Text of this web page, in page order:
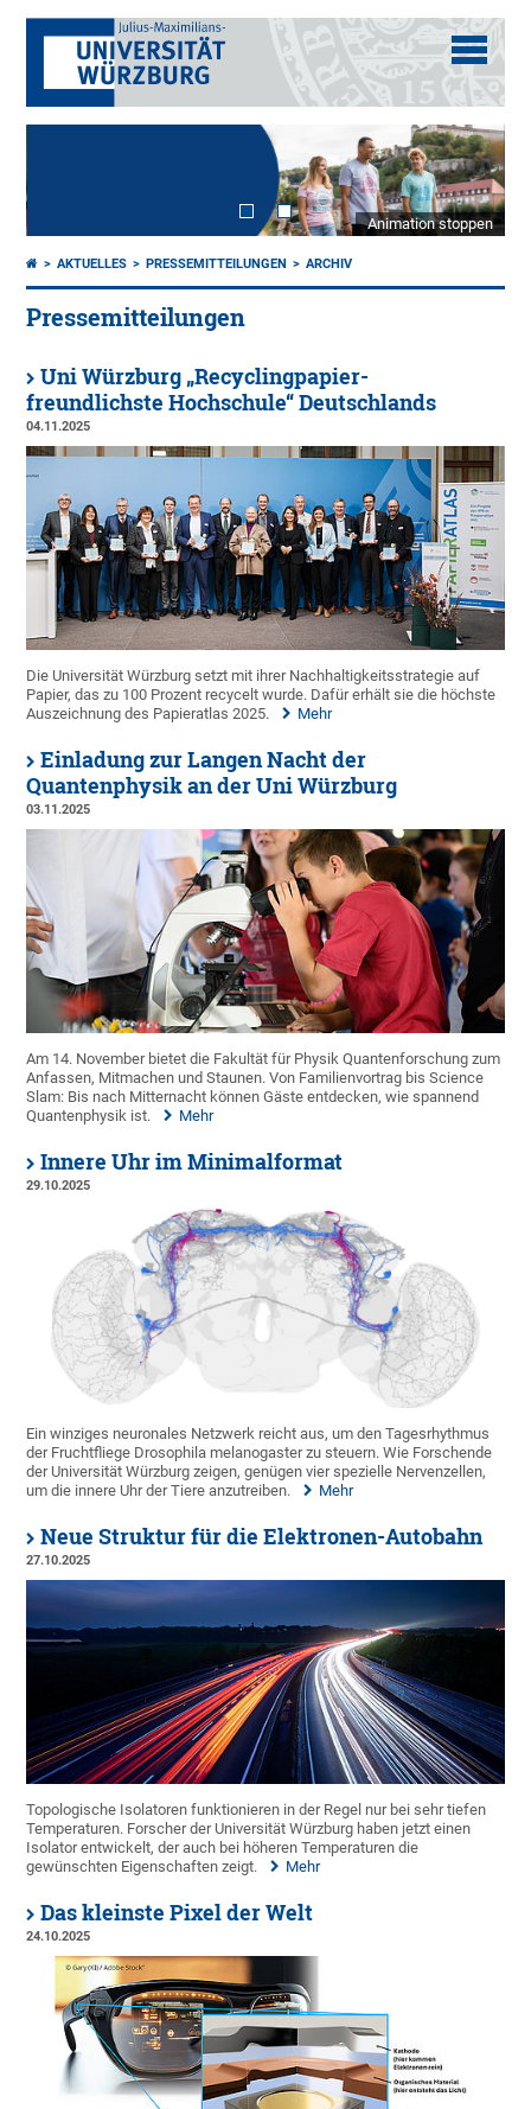
Animation stoppen
AKTUELLES PRESSEMITTEILUNGEN ARCHIV
Pressemitteilungen
Uni Würzburg „Recyclingpapier-
freundlichste Hochschule“ Deutschlands
04.11.2025
Die Universität Würzburg setzt mit ihrer Nachhaltigkeitsstrategie auf
Papier, das zu 100 Prozent recycelt wurde. Dafür erhält sie die höchste
Auszeichnung des Papieratlas 2025.
Mehr
Einladung zur Langen Nacht der
Quantenphysik an der Uni Würzburg
03.11.2025
Am 14. November bietet die Fakultät für Physik Quantenforschung zum
Anfassen, Mitmachen und Staunen. Von Familienvortrag bis Science
Slam: Bis nach Mitternacht können Gäste entdecken, wie spannend
Quantenphysik ist.
Mehr
Innere Uhr im Minimalformat
29.10.2025
Ein winziges neuronales Netzwerk reicht aus, um den Tagesrhythmus
der Fruchtfliege Drosophila melanogaster zu steuern. Wie Forschende
der Universität Würzburg zeigen, genügen vier spezielle Nervenzellen,
um die innere Uhr der Tiere anzutreiben.
Mehr
Neue Struktur für die Elektronen-Autobahn
27.10.2025
Topologische Isolatoren funktionieren in der Regel nur bei sehr tiefen
Temperaturen. Forscher der Universität Würzburg haben jetzt einen
Isolator entwickelt, der auch bei höheren Temperaturen die
gewünschten Eigenschaften zeigt.
Mehr
Das kleinste Pixel der Welt
24.10.2025